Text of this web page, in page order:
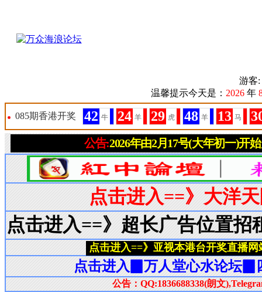
游
温馨提示今天是： 2026 年